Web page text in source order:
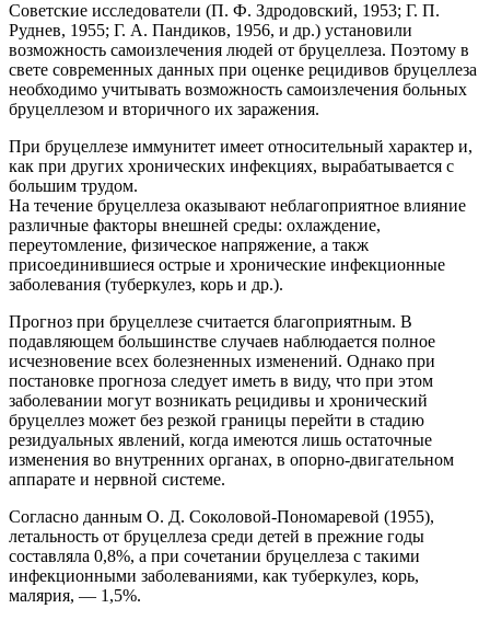
Советские исследователи (П. Ф. Здродовский, 1953; Г. П.
Руднев, 1955; Г. А. Пандиков, 1956, и др.) установили
возможность самоизлечения людей от бруцеллеза. Поэтому в
свете современных данных при оценке рецидивов бруцеллеза
необходимо учитывать возможность самоизлечения больных
бруцеллезом и вторичного их заражения.
При бруцеллезе иммунитет имеет относительный характер и,
как при других хронических инфекциях, вырабатывается с
большим трудом.
На течение бруцеллеза оказывают неблагоприятное влияние
различные факторы внешней среды: охлаждение,
переутомление, физическое напряжение, а такж
присоединившиеся острые и хронические инфекционные
заболевания (туберкулез, корь и др.).
Прогноз при бруцеллезе считается благоприятным. В
подавляющем большинстве случаев наблюдается полное
исчезновение всех болезненных изменений. Однако при
постановке прогноза следует иметь в виду, что при этом
заболевании могут возникать рецидивы и хронический
бруцеллез может без резкой границы перейти в стадию
резидуальных явлений, когда имеются лишь остаточные
изменения во внутренних органах, в опорно-двигательном
аппарате и нервной системе.
Согласно данным О. Д. Соколовой-Пономаревой (1955),
летальность от бруцеллеза среди детей в прежние годы
составляла 0,8%, а при сочетании бруцеллеза с такими
инфекционными заболеваниями, как туберкулез, корь,
малярия, — 1,5%.